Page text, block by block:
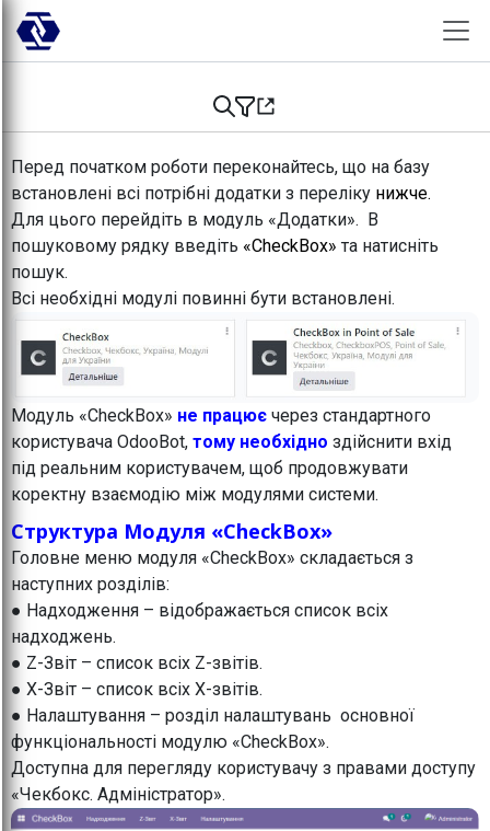
Skip to Content
Перед початком роботи переконайтесь, що на базу
встановлені всі потрібні додатки з переліку нижче.
Для цього перейдіть в модуль «Додатки». В
пошуковому рядку введіть «CheckBox» та натисніть
пошук.
Всі необхідні модулі повинні бути встановлені.
Модуль «CheckBox» не працює через стандартного
користувача OdooBot, тому необхідно здійснити вхід
під реальним користувачем, щоб продовжувати
коректну взаємодію між модулями системи.
Структура Модуля «CheckBox»
Головне меню модуля «CheckBox» складається з
наступних розділів:
● Надходження – відображається список всіх
надходжень.
● Z-Звіт – список всіх Z-звітів.
● X-Звіт – список всіх X-звітів.
● Налаштування – розділ налаштувань основної
функціональності модулю «CheckBox».
Доступна для перегляду користувачу з правами доступу
«Чекбокс. Адміністратор».